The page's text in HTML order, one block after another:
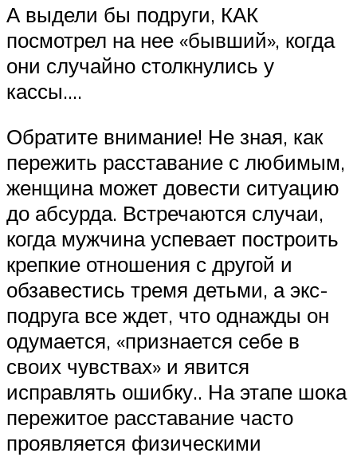
А выдели бы подруги, КАК
посмотрел на нее «бывший», когда
они случайно столкнулись у
кассы….
Обратите внимание! Не зная, как
пережить расставание с любимым,
женщина может довести ситуацию
до абсурда. Встречаются случаи,
когда мужчина успевает построить
крепкие отношения с другой и
обзавестись тремя детьми, а экс-
подруга все ждет, что однажды он
одумается, «признается себе в
своих чувствах» и явится
исправлять ошибку.. На этапе шока
пережитое расставание часто
проявляется физическими